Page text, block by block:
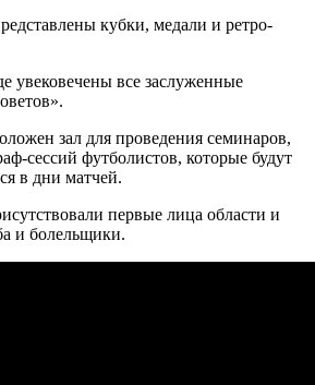
кубки, медали и ретро-
увековечены все заслуженные
зал для проведения семинаров,
сессий футболистов, которые будут
в дни матчей.
первые лица области и
и болельщики.